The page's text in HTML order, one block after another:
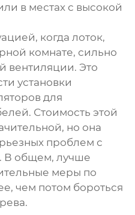
в местах с высокой
когда лоток,
комнате, сильно
вентиляции. Это
установки
для
Стоимость этой
но она
проблем с
В общем, лучше
меры по
чем потом бороться